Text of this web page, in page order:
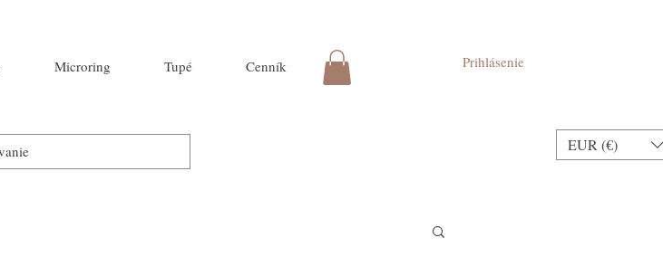
Microring Tupé Cenník Prihlásenie
EUR (€)